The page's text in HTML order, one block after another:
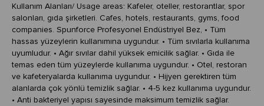
Kullanım Alanları/ Usage areas: Kafeler, oteller, restorantlar, spor
salonları, gıda şirketleri. Cafes, hotels, restaurants, gyms, food
companies. Spunforce Profesyonel Endüstriyel Bez, • Tüm
hassas yüzeylerin kullanımına uygundur. • Tüm sıvılarla kullanıma
uyumludur. • Ağır sıvılar dahil yüksek emicilik sağlar. • Gıda ile
temas eden tüm yüzeylerde kullanıma uygundur. • Otel, restoran
ve kafeteryalarda kullanıma uygundur. • Hijyen gerektiren tüm
alanlarda çok yönlü temizlik sağlar. • 4-5 kez kullanıma uygundur.
• Anti bakteriyel yapısı sayesinde maksimum temizlik sağlar.